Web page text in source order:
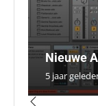
Nieuwe
5 jaar